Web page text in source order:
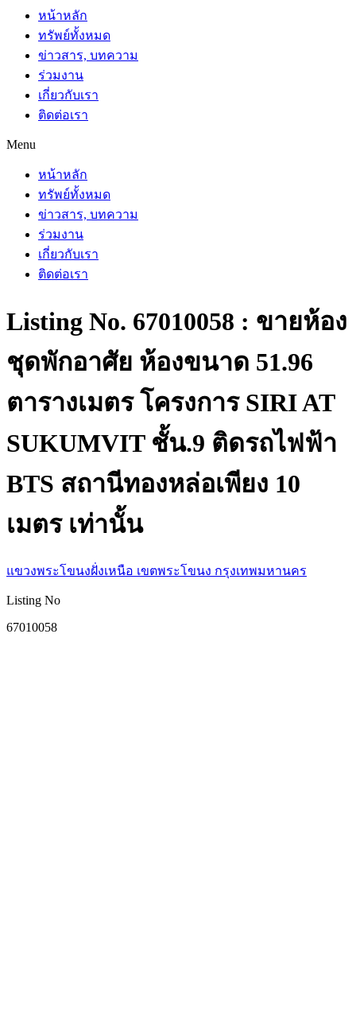
หน้าหลัก
ทรัพย์ทั้งหมด
ข่าวสาร, บทความ
ร่วมงาน
เกี่ยวกับเรา
ติดต่อเรา
Menu
หน้าหลัก
ทรัพย์ทั้งหมด
ข่าวสาร, บทความ
ร่วมงาน
เกี่ยวกับเรา
ติดต่อเรา
Listing No. 67010058 : ขายห้อง
ชุดพักอาศัย ห้องขนาด 51.96
ตารางเมตร โครงการ SIRI AT
SUKUMVIT ชั้น.9 ติดรถไฟฟ้า
BTS สถานีทองหล่อเพียง 10
เมตร เท่านั้น
แขวงพระโขนงฝั่งเหนือ เขตพระโขนง กรุงเทพมหานคร
Listing No
67010058